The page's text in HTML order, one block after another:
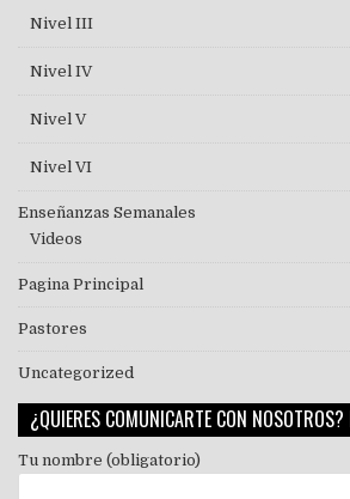
Nivel III
Nivel IV
Nivel V
Nivel VI
Enseñanzas Semanales
Videos
Pagina Principal
Pastores
Uncategorized
¿QUIERES COMUNICARTE CON
Tu nombre (obligatorio)